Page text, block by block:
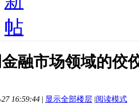
融市场领域的佼
16:59:44 | 显示全部楼层 |阅读模式